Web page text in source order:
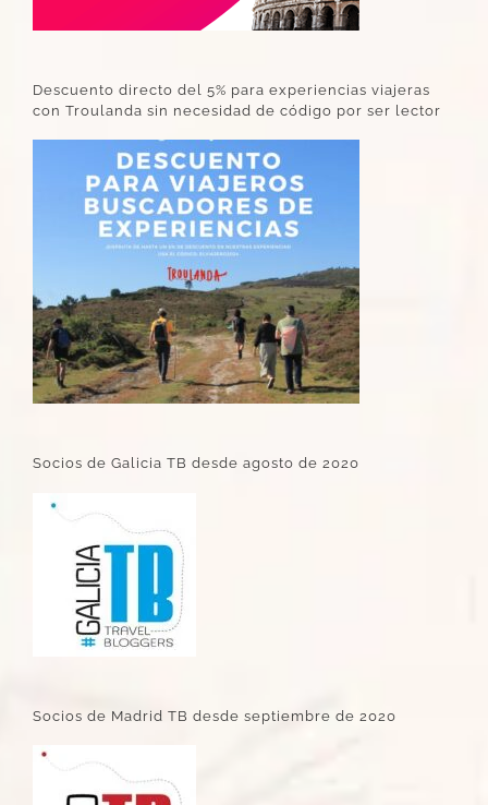
Descuento directo del 5% para experiencias viajeras
con Troulanda sin necesidad de código por ser lector
Socios de Galicia TB desde agosto de 2020
Socios de Madrid TB desde septiembre de 2020